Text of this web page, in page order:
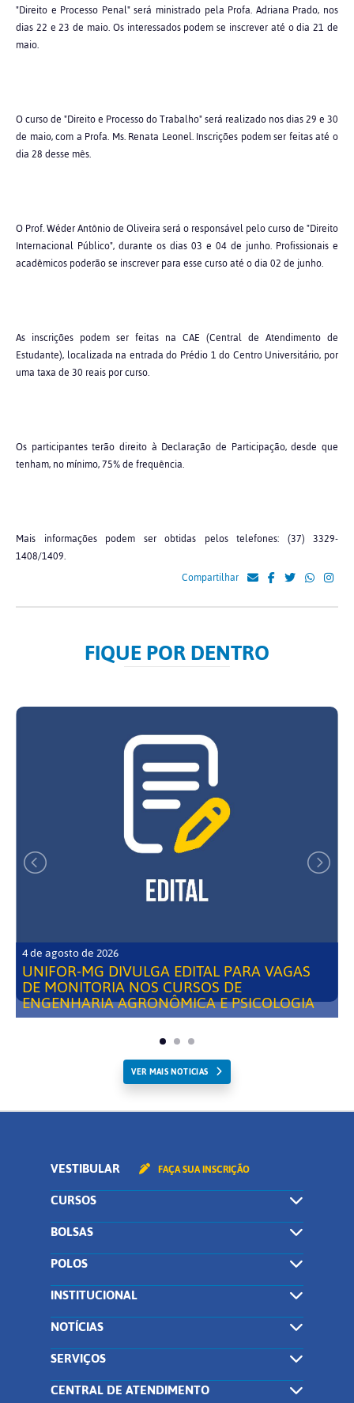
"Direito e Processo Penal" será ministrado pela Profa. Adriana Prado, nos
dias 22 e 23 de maio. Os interessados podem se inscrever até o dia 21 de
maio.
O curso de "Direito e Processo do Trabalho" será realizado nos dias 29 e 30
de maio, com a Profa. Ms. Renata Leonel. Inscrições podem ser feitas até o
dia 28 desse mês.
O Prof. Wéder Antônio de Oliveira será o responsável pelo curso de "Direito
Internacional Público", durante os dias 03 e 04 de junho. Profissionais e
acadêmicos poderão se inscrever para esse curso até o dia 02 de junho.
As inscrições podem ser feitas na CAE (Central de Atendimento de
Estudante), localizada na entrada do Prédio 1 do Centro Universitário, por
uma taxa de 30 reais por curso.
Os participantes terão direito à Declaração de Participação, desde que
tenham, no mínimo, 75% de frequência.
Mais informações podem ser obtidas pelos telefones: (37) 3329-
1408/1409.
Compartilhar
FIQUE POR DENTRO
4 de agosto de 2026
UNIFOR-MG DIVULGA EDITAL PARA VAGAS
DE MONITORIA NOS CURSOS DE
ENGENHARIA AGRONÔMICA E PSICOLOGIA
VER MAIS NOTICIAS
VESTIBULAR FAÇA SUA INSCRIÇÃO
CURSOS
BOLSAS
POLOS
INSTITUCIONAL
NOTÍCIAS
SERVIÇOS
CENTRAL DE ATENDIMENTO